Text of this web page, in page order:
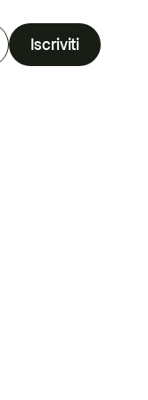
Iscriviti